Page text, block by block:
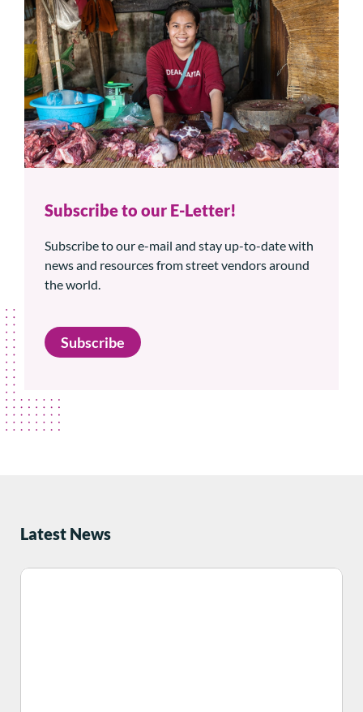
Subscribe to our E-Letter!
Subscribe to our e-mail and stay up-to-date with
news and resources from street vendors around
the world.
Subscribe
Latest News